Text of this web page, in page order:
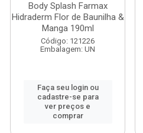
Body Splash Farmax
Hidraderm Flor de Baunilha &
Manga 190ml
Código: 121226
Embalagem: UN
Faça seu login ou
cadastre-se para
ver preços e
comprar